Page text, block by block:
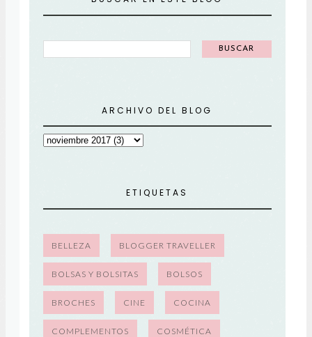
ARCHIVO DEL BLOG
ETIQUETAS
BELLEZA BLOGGER TRAVELLER
BOLSAS Y BOLSITAS BOLSOS
BROCHES CINE COCINA
COMPLEMENTOS COSMÉTICA